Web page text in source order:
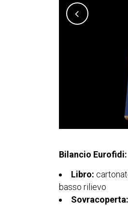
Bilancio Eurofidi:
Libro:
basso rilievo
Sovracoperta: